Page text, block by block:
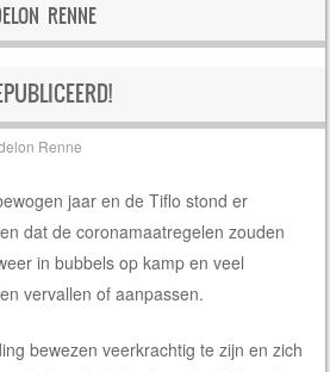
RENNE
Renne
jaar en de Tiflo stond er
dat de coronamaatregelen zouden
in bubbels op kamp en veel
vervallen of aanpassen.
bewezen veerkrachtig te zijn en zich